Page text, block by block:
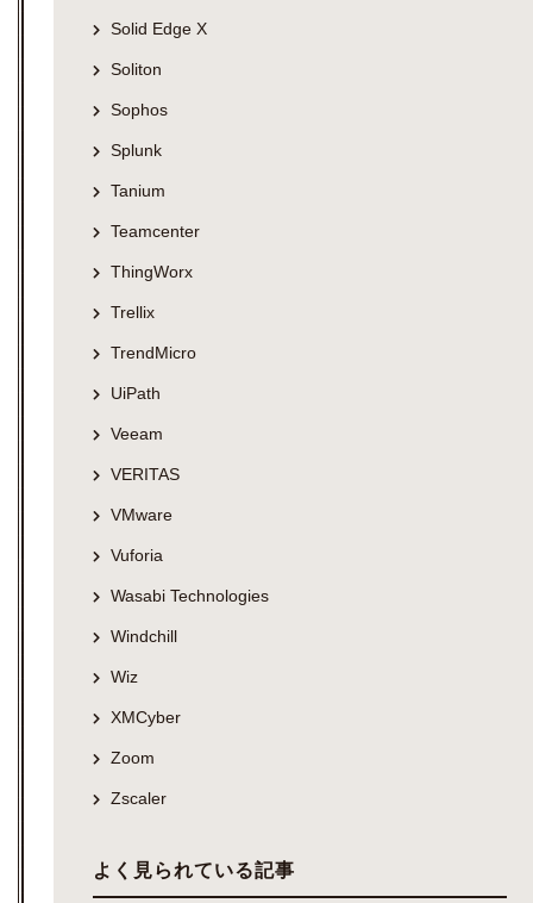
Solid Edge X
Soliton
Sophos
Splunk
Tanium
Teamcenter
ThingWorx
Trellix
TrendMicro
UiPath
Veeam
VERITAS
VMware
Vuforia
Wasabi Technologies
Windchill
Wiz
XMCyber
Zoom
Zscaler
よく見られている記事